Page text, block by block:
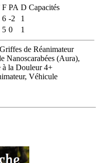
F PA D Capacités
6 -2
1
5 0 1
de Réanimateur
Nanoscarabées (Aura),
à la Douleur 4+
Véhicule